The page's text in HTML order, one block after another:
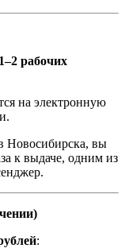
1–2 рабочих
на электронную
Новосибирска, вы
к выдаче, одним из
: